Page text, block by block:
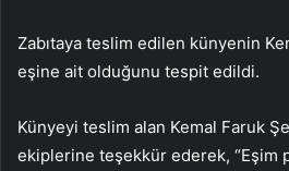
Zabıtaya teslim edilen künyenin
eşine ait olduğunu tespit edildi.
Künyeyi teslim alan Kemal Faruk
ekiplerine teşekkür ederek, “Eşim